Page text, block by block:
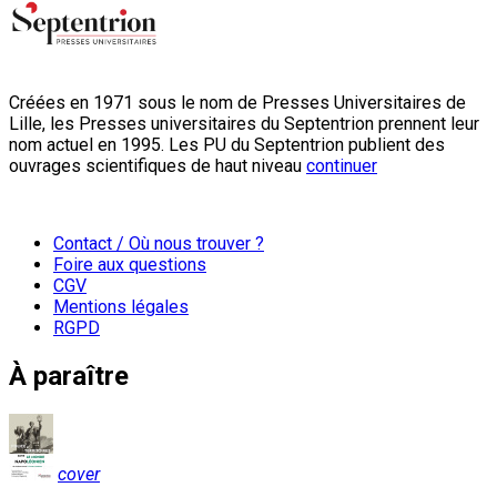
Créées en 1971 sous le nom de Presses Universitaires de
Lille, les Presses universitaires du Septentrion prennent leur
nom actuel en 1995. Les PU du Septentrion publient des
ouvrages scientifiques de haut niveau continuer
Contact / Où nous trouver ?
Foire aux questions
CGV
Mentions légales
RGPD
À paraître
cover